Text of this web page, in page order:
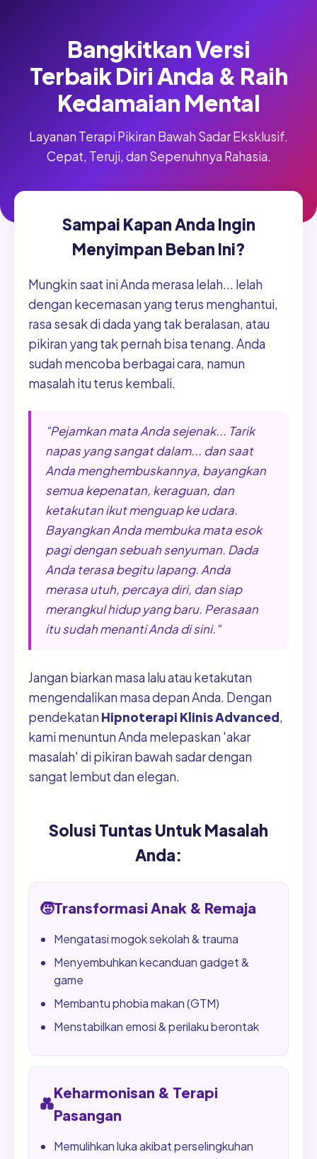
Bangkitkan Versi
Terbaik Diri Anda & Raih
Kedamaian Mental
Layanan Terapi Pikiran Bawah Sadar Eksklusif.
Cepat, Teruji, dan Sepenuhnya Rahasia.
Sampai Kapan Anda Ingin
Menyimpan Beban Ini?
Mungkin saat ini Anda merasa lelah... lelah
dengan kecemasan yang terus menghantui,
rasa sesak di dada yang tak beralasan, atau
pikiran yang tak pernah bisa tenang. Anda
sudah mencoba berbagai cara, namun
masalah itu terus kembali.
"Pejamkan mata Anda sejenak... Tarik
napas yang sangat dalam... dan saat
Anda menghembuskannya, bayangkan
semua kepenatan, keraguan, dan
ketakutan ikut menguap ke udara.
Bayangkan Anda membuka mata esok
pagi dengan sebuah senyuman. Dada
Anda terasa begitu lapang. Anda
merasa utuh, percaya diri, dan siap
merangkul hidup yang baru. Perasaan
itu sudah menanti Anda di sini."
Jangan biarkan masa lalu atau ketakutan
mengendalikan masa depan Anda. Dengan
pendekatan Hipnoterapi Klinis Advanced,
kami menuntun Anda melepaskan 'akar
masalah' di pikiran bawah sadar dengan
sangat lembut dan elegan.
Solusi Tuntas Untuk Masalah
Anda:
🧒Transformasi Anak & Remaja
Mengatasi mogok sekolah & trauma
Menyembuhkan kecanduan gadget &
game
Membantu phobia makan (GTM)
Menstabilkan emosi & perilaku berontak
💑
Keharmonisan & Terapi
Pasangan
Memulihkan luka akibat perselingkuhan